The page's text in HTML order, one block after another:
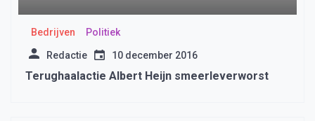
Bedrijven Politiek
Redactie 10 december 2016
Terughaalactie Albert Heijn smeerleverworst